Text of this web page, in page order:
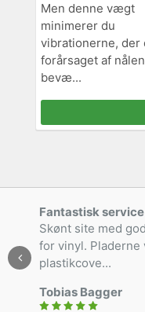
Men denne vægt
minimerer du
vibrationerne, der
forårsaget af
bevæ...
Fantastisk
Skønt site med
for vinyl. Pladerne
plastikcove...
Tobias Bagger